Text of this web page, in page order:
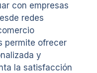
con empresas
redes
permite ofrecer
y
la satisfacción